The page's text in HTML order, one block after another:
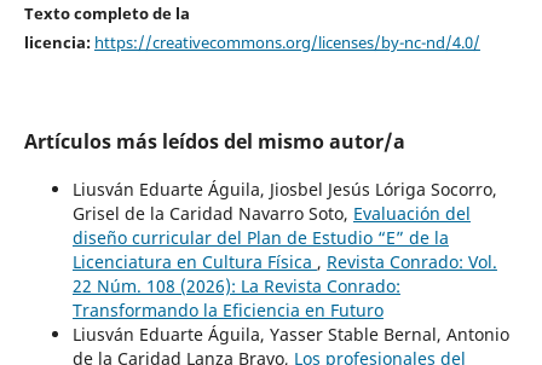
Texto completo de la
licencia: https://creativecommons.org/licenses/by-nc-nd/4.0/
Artículos más leídos del mismo autor/a
Liusván Eduarte Águila, Jiosbel Jesús Lóriga Socorro,
Grisel de la Caridad Navarro Soto, Evaluación del
diseño curricular del Plan de Estudio “E” de la
Licenciatura en Cultura Física , Revista Conrado: Vol.
22 Núm. 108 (2026): La Revista Conrado:
Transformando la Eficiencia en Futuro
Liusván Eduarte Águila, Yasser Stable Bernal, Antonio
de la Caridad Lanza Bravo, Los profesionales del